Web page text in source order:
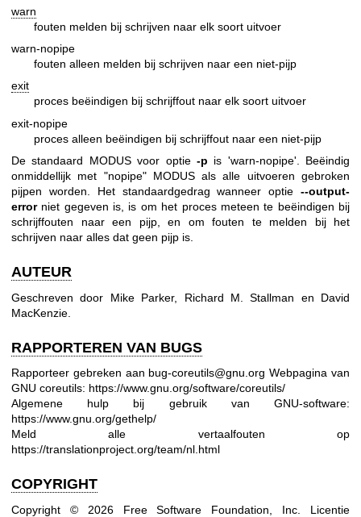
warn
fouten melden bij schrijven naar elk soort uitvoer
warn-nopipe
fouten alleen melden bij schrijven naar een niet-pijp
exit
proces beëindigen bij schrijffout naar elk soort uitvoer
exit-nopipe
proces alleen beëindigen bij schrijffout naar een niet-pijp
De standaard MODUS voor optie -p is 'warn-nopipe'. Beëindig
onmiddellijk met "nopipe" MODUS als alle uitvoeren gebroken
pijpen worden. Het standaardgedrag wanneer optie --output-
errorniet gegeven is, is om het proces meteen te beëindigen bij
schrijffouten naar een pijp, en om fouten te melden bij het
schrijven naar alles dat geen pijp is.
AUTEUR
Geschreven door Mike Parker, Richard M. Stallman en David
MacKenzie.
RAPPORTEREN VAN BUGS
Rapporteer gebreken aan bug-coreutils@gnu.orgWebpagina van
GNU coreutils: https://www.gnu.org/software/coreutils/
Algemene hulp bij gebruik van GNU-software:
https://www.gnu.org/gethelp/
Meld alle vertaalfouten op
https://translationproject.org/team/nl.html
COPYRIGHT
Copyright © 2026 Free Software Foundation, Inc. Licentie